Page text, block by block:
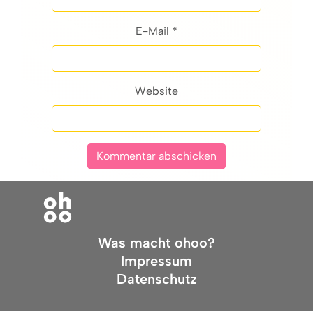
E-Mail *
Website
Was macht ohoo?
Impressum
Datenschutz